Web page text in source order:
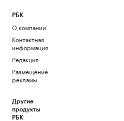
РБК
О компании
Контактная
информация
Редакция
Размещение
рекламы
Другие
продукты
РБК